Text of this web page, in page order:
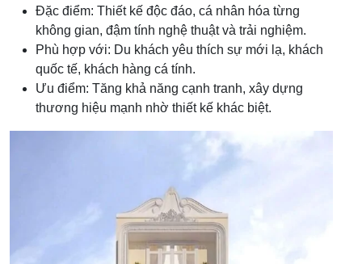
Đặc điểm: Thiết kế độc đáo, cá nhân hóa từng
không gian, đậm tính nghệ thuật và trải nghiệm.
Phù hợp với: Du khách yêu thích sự mới lạ, khách
quốc tế, khách hàng cá tính.
Ưu điểm: Tăng khả năng cạnh tranh, xây dựng
thương hiệu mạnh nhờ thiết kế khác biệt.